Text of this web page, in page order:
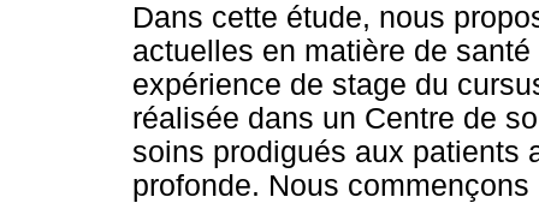
Dans cette étude, nous
actuelles en matière de
expérience de stage du
réalisée dans un Centre de
soins prodigués aux patients
profonde. Nous